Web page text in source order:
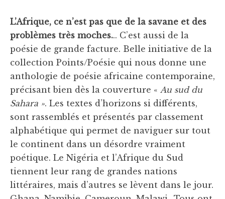
L’Afrique, ce n’est pas que de la savane et des
problèmes très moches... C’est aussi de la
poésie de grande facture. Belle initiative de la
collection Points/Poésie qui nous donne une
anthologie de poésie africaine contemporaine,
précisant bien dès la couverture « Au sud du
Sahara ». Les textes d’horizons si différents,
sont rassemblés et présentés par classement
alphabétique qui permet de naviguer sur tout
le continent dans un désordre vraiment
poétique. Le Nigéria et l’Afrique du Sud
tiennent leur rang de grandes nations
littéraires, mais d’autres se lèvent dans le jour.